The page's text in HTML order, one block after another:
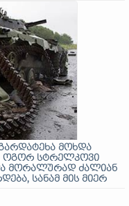
მოხდა
ოგორ სტრელკოვი
მორალურად ძალიან
სანამ მის მიერ